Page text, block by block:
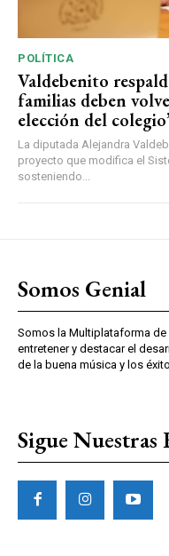
POLÍTICA
Valdebenito
familias deben
elección del
La diputada Alejandra
proyecto que modifica el
sosteniendo...
Somos Genial
Somos la Multiplataforma
entretener y destacar el
de la buena música y los
Sigue Nuestras